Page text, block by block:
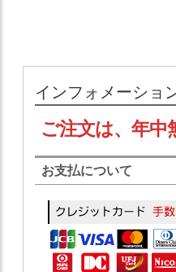
インフォメーショ
ご注文は、年中
お支払について